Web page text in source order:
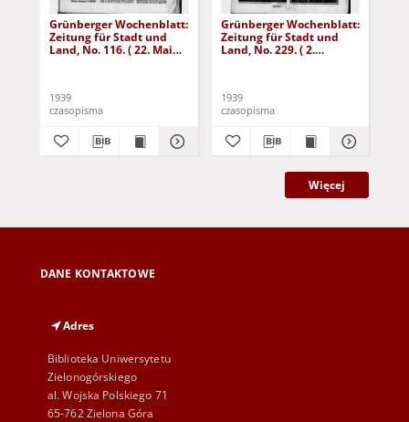
Grünberger Wochenblatt:
Zeitung für Stadt und
Land, No. 116. ( 22. Mai
1939
czasopisma
Grünberger Wochenblatt:
Zeitung für Stadt und
Land, No. 229. ( 2.
1939
czasopisma
Więcej
DANE KONTAKTOWE
Adres
Biblioteka Uniwersytetu
Zielonogórskiego
al. Wojska Polskiego 71
65-762 Zielona Góra